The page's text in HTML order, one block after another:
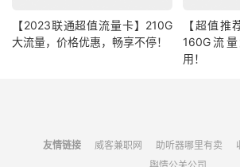
【2023联通超值流量卡】210G
大流量，价格优惠，畅享不停！
【超值推
160G流
用！
友情链接 威客兼职网 助听器哪里有卖